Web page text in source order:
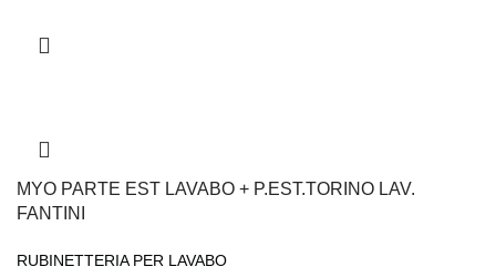
MYO PARTE EST LAVABO + P.EST.TORINO LAV.
FANTINI
RUBINETTERIA PER LAVABO